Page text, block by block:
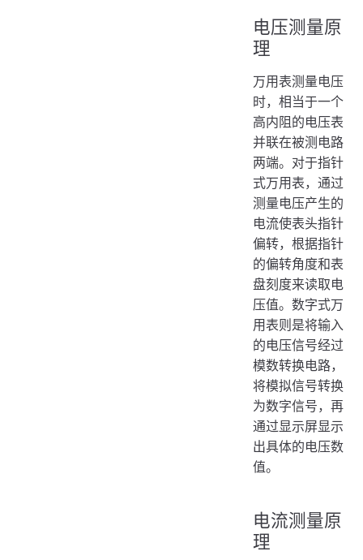
电压测量原
理
万用表测量电压
时，相当于一个
高内阻的电压表
并联在被测电路
两端。对于指针
式万用表，通过
测量电压产生的
电流使表头指针
偏转，根据指针
的偏转角度和表
盘刻度来读取电
压值。数字式万
用表则是将输入
的电压信号经过
模数转换电路，
将模拟信号转换
为数字信号，再
通过显示屏显示
出具体的电压数
值。
电流测量原
理